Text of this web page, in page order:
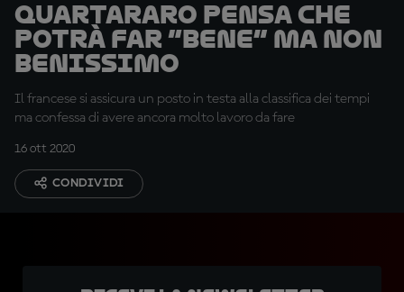
Quartararo pensa che
potrà far “bene” ma non
benissimo
Il francese si assicura un posto in testa alla classifica dei tempi
ma confessa di avere ancora molto lavoro da fare
16 ott 2020
CONDIVIDI